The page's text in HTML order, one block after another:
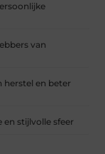
van
herstel en beter
stijlvolle sfeer